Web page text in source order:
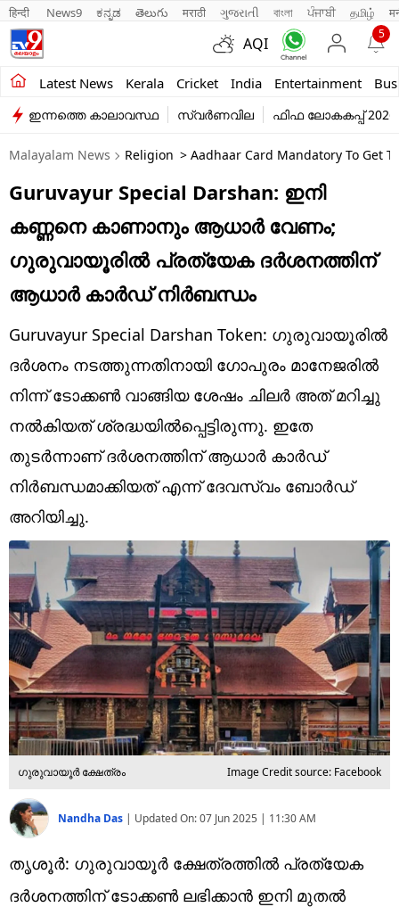
हिन्दी News9 ಕನ್ನಡ తెలుగు मराठी ગુજરાતી বাংলা ਪੰਜਾਬੀ தமிழ்
AQI
5
Latest News Kerala Cricket India Entertainment
Kerala
India
Entertainment
Business
Education
Lifestyle
world
Technology
Religion
Web Story
Photo
Short Videos
ഇന്നത്തെ കാലാവസ്ഥ സ്വർണവില ഫിഫ ലോകകപ്പ് 2026
Malayalam News Religion > Aadhaar Card Mandatory To Get
Guruvayur Special Darshan: ഇനി
കണ്ണനെ കാണാനും ആധാർ വേണം;
ഗുരുവായൂരിൽ പ്രത്യേക ദർശനത്തിന്
ആധാർ കാർഡ് നിർബന്ധം
Guruvayur Special Darshan Token: ഗുരുവായൂരിൽ
ദർശനം നടത്തുന്നതിനായി ഗോപുരം മാനേജരിൽ
നിന്ന് ടോക്കൺ വാങ്ങിയ ശേഷം ചിലർ അത് മറിച്ചു
നൽകിയത് ശ്രദ്ധയിൽപ്പെട്ടിരുന്നു. ഇതേ
തുടർന്നാണ് ദർശനത്തിന് ആധാർ കാർഡ്
നിർബന്ധമാക്കിയത് എന്ന് ദേവസ്വം ബോർഡ്
അറിയിച്ചു.
ഗുരുവായൂർ ക്ഷേത്രം Image Credit source: Facebook
Nandha Das | Updated On:07 Jun 2025 | 11:30 AM
തൃശൂർ: ഗുരുവായൂർ ക്ഷേത്രത്തിൽ പ്രത്യേക
ദർശനത്തിന് ടോക്കൺ ലഭിക്കാൻ ഇനി മുതൽ